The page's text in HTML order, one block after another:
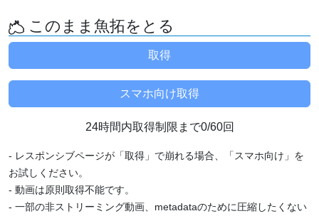
このまま魚拓をとる
24時間内取得制限まで0/60回
- レスポンシブページが「取得」で崩れる場合、「スマホ向け」を
お試しください。
- 動画は原則取得不能です。
- 一部の非ストリーミング動画、metadataのために圧縮したくない